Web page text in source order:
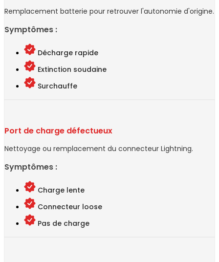
Remplacement batterie pour retrouver l'autonomie d'origine.
Symptômes :
Décharge rapide
Extinction soudaine
Surchauffe
Port de charge défectueux
Nettoyage ou remplacement du connecteur Lightning.
Symptômes :
Charge lente
Connecteur loose
Pas de charge